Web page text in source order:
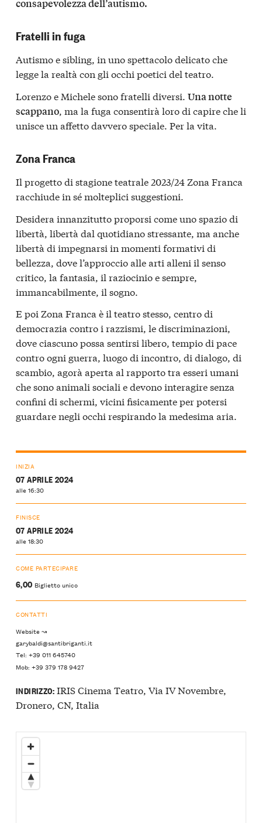
consapevolezza dell’autismo.
Fratelli in fuga
Autismo e sibling, in uno spettacolo delicato che
legge la realtà con gli occhi poetici del teatro.
Lorenzo e Michele sono fratelli diversi. Una notte
scappano, ma la fuga consentirà loro di capire che li
unisce un affetto davvero speciale. Per la vita.
Zona Franca
Il progetto di stagione teatrale 2023/24 Zona Franca
racchiude in sé molteplici suggestioni.
Desidera innanzitutto proporsi come uno spazio di
libertà, libertà dal quotidiano stressante, ma anche
libertà di impegnarsi in momenti formativi di
bellezza, dove l’approccio alle arti alleni il senso
critico, la fantasia, il raziocinio e sempre,
immancabilmente, il sogno.
E poi Zona Franca è il teatro stesso, centro di
democrazia contro i razzismi, le discriminazioni,
dove ciascuno possa sentirsi libero, tempio di pace
contro ogni guerra, luogo di incontro, di dialogo, di
scambio, agorà aperta al rapporto tra esseri umani
che sono animali sociali e devono interagire senza
confini di schermi, vicini fisicamente per potersi
guardare negli occhi respirando la medesima aria.
INIZIA
07 APRILE 2024
alle 16:30
FINISCE
07 APRILE 2024
alle 18:30
COME PARTECIPARE
6,00 Biglietto unico
CONTATTI
Website ↝
garybaldi@santibriganti.it
Tel: +39 011 645740
Mob: +39 379 178 9427
INDIRIZZO:IRIS Cinema Teatro, Via IV Novembre,
Dronero, CN, Italia